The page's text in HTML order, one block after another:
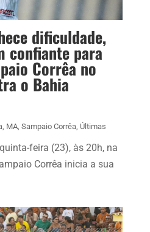
dificuldade,
confiante para
Corrêa no
o Bahia
, MA, Sampaio Corrêa, Últimas
feira (23), às 20h, na
Corrêa inicia a sua